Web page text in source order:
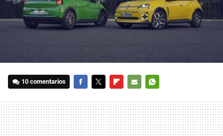
10 comentarios
MAIL